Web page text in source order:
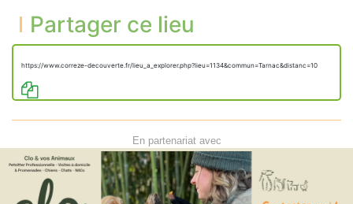
Partager ce lieu
https://www.correze-decouverte.fr/lieu_a_explorer.php?lieu=1134&commun=Tarnac&distanc=10
En partenariat avec